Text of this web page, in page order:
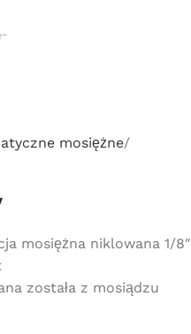
mosiężne
mosiężna niklowana 1/8″
została z mosiądzu